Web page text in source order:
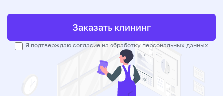
Заказать клининг
Я подтверждаю согласие на обработку персональных данных